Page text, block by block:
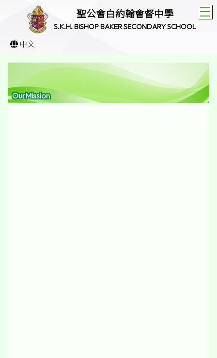
聖公會白約翰會督中學
S.K.H. BISHOP BAKER SECONDARY SCHOOL
中文
OurMission